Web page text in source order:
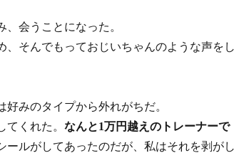
会うことになった。
そんでもっておじいちゃんのような声をし
みのタイプから外れがちだ。
くれた。 なんと1万円越えのトレーナーで
ールがしてあったのだが、私はそれを剥がし